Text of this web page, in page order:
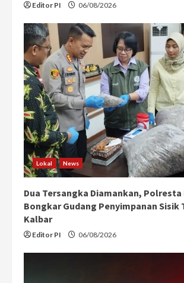
Editor PI 06/08/2026
Lokal News
Dua Tersangka Diamankan,
Bongkar Gudang Penyimpanan
Kalbar
Editor PI 06/08/2026